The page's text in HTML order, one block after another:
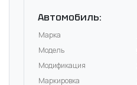
Автомобиль:
Марка
Модель
Модификация
Маркировка